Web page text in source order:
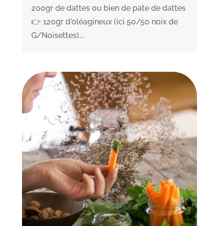
200gr de dattes ou bien de pate de dattes
👉 120gr d'oléagineux (ici 50/50 noix de
G/Noisettes)...